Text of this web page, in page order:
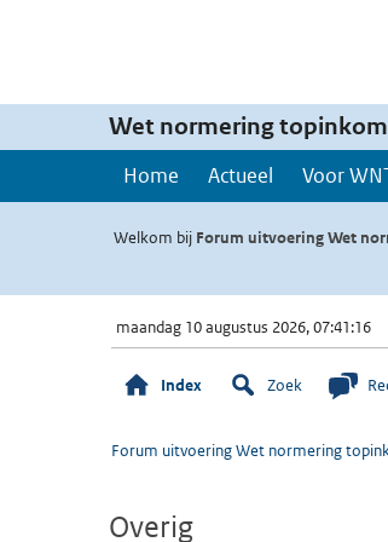
Wet normering
Home Actueel Voor
Welkom bij Forum uitvoering Wet
maandag 10 augustus 2026, 07:41:16
Index Zoek
Forum uitvoering Wet normering
Overig